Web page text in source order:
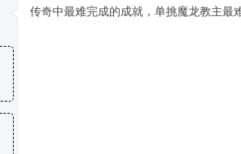
传奇中最难完成的成就，单挑魔龙教主最